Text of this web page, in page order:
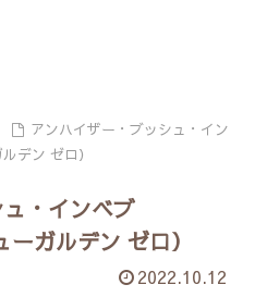
アンハイザー・ブッシュ・イン
デン ゼロ）
・インベブ
ガルデン ゼロ）
2022.10.12